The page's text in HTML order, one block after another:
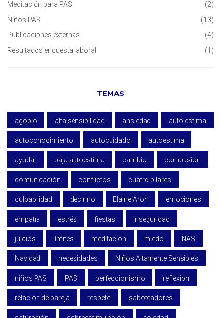
Meditación para PAS
(2)
Niños PAS
(13)
Publicaciones externas
(4)
Resultados encuesta laboral
(1)
TEMAS
agobio alta sensibilidad ansiedad auto-estima
autoconocimiento autocuidado autoestima
ayudar baja autoestima cambio compasión
comunicación conflictos cuatro pilares
culpabilidad decir no Elaine Aron emociones
empatía estrés fiestas inseguridad
juicios límites meditación miedo NAS
Navidad necesidades Niños Altamente Sensibles
niños PAS PAS perfeccionismo reflexión
relación de pareja respeto saboteadores